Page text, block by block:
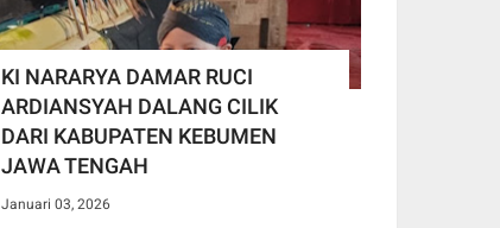
KI NARARYA DAMAR RUCI
ARDIANSYAH DALANG CILIK
DARI KABUPATEN KEBUMEN
JAWA TENGAH
Januari 03, 2026